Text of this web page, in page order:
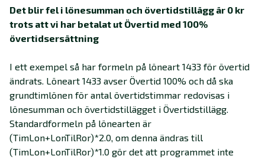
Det blir fel i lönesumman och övertidstillägg är 0 kr
trots att vi har betalat ut Övertid med 100%
övertidsersättning
I ett exempel så har formeln på löneart 1433 för övertid
ändrats. Löneart 1433 avser Övertid 100% och då ska
grundtimlönen för antal övertidstimmar redovisas i
lönesumman och övertidstillägget i Övertidstillägg.
Standardformeln på lönearten är
(TimLon+LonTilRor)*2.0, om denna ändras till
(TimLon+LonTilRor)*1.0 gör det att programmet inte